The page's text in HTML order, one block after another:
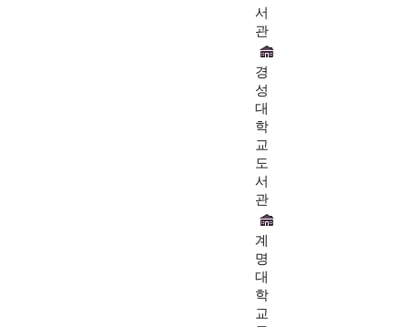
서
관
경
성
대
학
교
도
서
관
계
명
대
학
교